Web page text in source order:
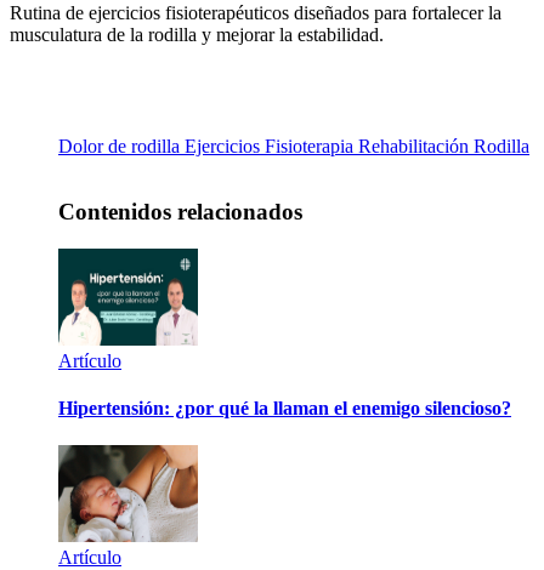
Rutina de ejercicios fisioterapéuticos diseñados para fortalecer la
musculatura de la rodilla y mejorar la estabilidad.
Dolor de rodilla Ejercicios Fisioterapia Rehabilitación Rodilla
Contenidos relacionados
Artículo
Hipertensión: ¿por qué la llaman el enemigo silencioso?
Artículo